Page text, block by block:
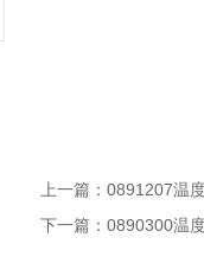
上一篇： 0891207温
下一篇： 0890300温